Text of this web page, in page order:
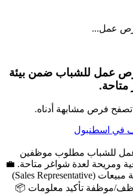
عمل...
عمل للشباب ضمن بيئة
متاحة.
تصفح فرص مشابهة أدناه.
في اسطنبول
للشباب مطلوب موظفين
ومريحة لعدة شواغر متاحة. 💼
المناصب المطلوبة: موظف/موظفة مبيعات (Sales Representative)
موظفة تأكيد معلومات 📦